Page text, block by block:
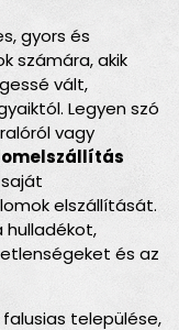
gyors és
számára, akik
vált,
Legyen szó
vagy
elszállítását.
hulladékot,
és az
települése,